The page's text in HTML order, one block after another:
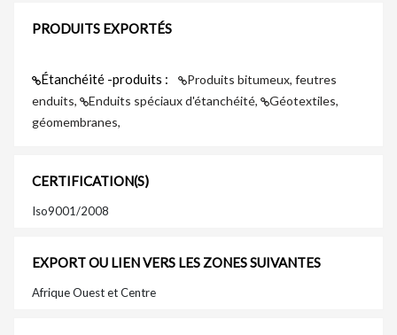
PRODUITS EXPORTÉS
Étanchéité -produits :
Produits bitumeux, feutres
enduits,
Enduits spéciaux d'étanchéité,
Géotextiles,
géomembranes,
CERTIFICATION(S)
Iso9001/2008
EXPORT OU LIEN VERS LES ZONES SUIVANTES
Afrique Ouest et Centre